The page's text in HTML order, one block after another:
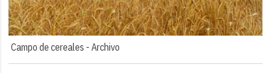
Campo de cereales -Archivo